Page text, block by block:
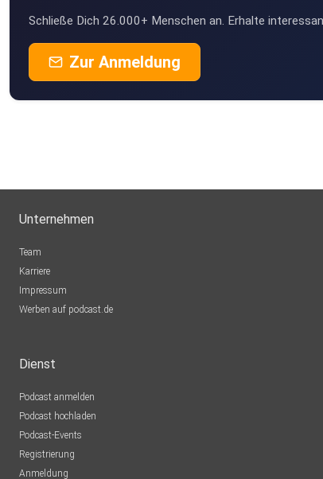
Schließe Dich 26.000+ Menschen an. Erhalte
Zur Anmeldung
Unternehmen
Team
Karriere
Impressum
Werben auf podcast.de
Dienst
Podcast anmelden
Podcast hochladen
Podcast-Events
Registrierung
Anmeldung